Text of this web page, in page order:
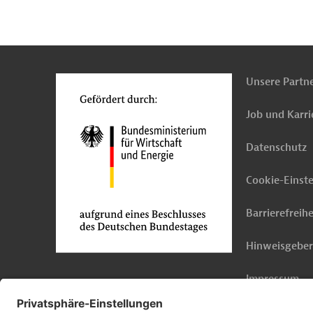
Unsere
Job und
Datenschutz
Cookie-
Impressum